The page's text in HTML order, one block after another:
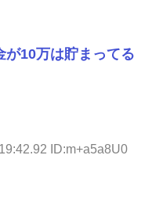
が10万は貯まってる
ID:m+a5a8U0